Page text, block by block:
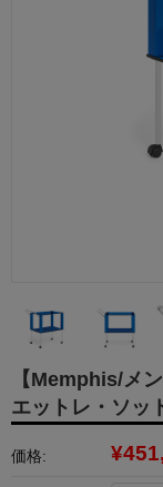
【Memphis/メ
エットレ・ソッ
価格: